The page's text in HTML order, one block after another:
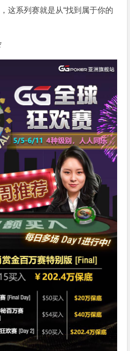
这系列赛就是从“找到属于你的